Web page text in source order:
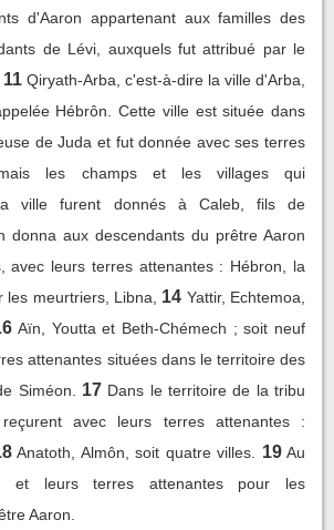
d'Aaron appartenant aux familles des
de Lévi, auxquels fut attribué par le
11 Qiryath-Arba, c'est-à-dire la ville d'Arba,
Hébrôn. Cette ville est située dans
de Juda et fut donnée avec ses terres
les champs et les villages qui
ville furent donnés à Caleb, fils de
donna aux descendants du prêtre Aaron
avec leurs terres attenantes : Hébron, la
meurtriers, Libna,
14 Yattir, Echtemoa,
Aïn, Youtta et Beth-Chémech ; soit neuf
attenantes situées dans le territoire des
Siméon.
17 Dans le territoire de la tribu
avec leurs terres attenantes :
Anatoth, Almôn, soit quatre villes. 19 Au
et leurs terres attenantes pour les
Aaron.